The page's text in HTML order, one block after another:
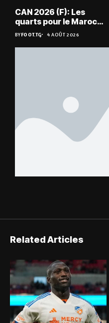
CAN 2026 (F): Les
quarts pour le Maroc
et l’Algérie
BYFOOT.TG 4 AOÛT 2026
Related Articles